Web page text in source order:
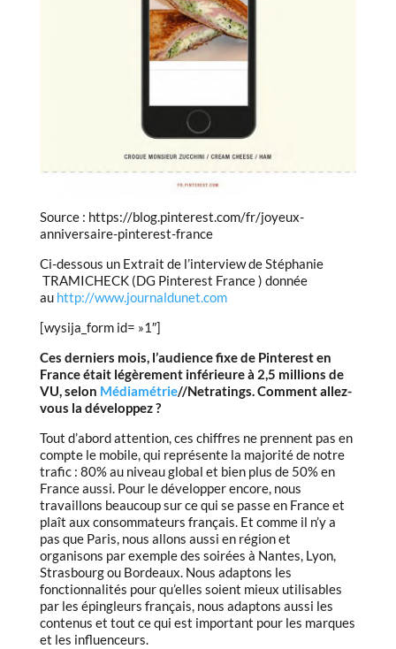
Source : https://blog.pinterest.com/fr/joyeux-
anniversaire-pinterest-france
Ci-dessous un Extrait de l’interview de Stéphanie
TRAMICHECK (DG Pinterest France ) donnée
au http://www.journaldunet.com
[wysija_form id= »1″]
Ces derniers mois, l’audience fixe de Pinterest en
France était légèrement inférieure à 2,5 millions de
VU, selon Médiamétrie//Netratings. Comment allez-
vous la développez ?
Tout d’abord attention, ces chiffres ne prennent pas en
compte le mobile, qui représente la majorité de notre
trafic : 80% au niveau global et bien plus de 50% en
France aussi. Pour le développer encore, nous
travaillons beaucoup sur ce qui se passe en France et
plaît aux consommateurs français. Et comme il n’y a
pas que Paris, nous allons aussi en région et
organisons par exemple des soirées à Nantes, Lyon,
Strasbourg ou Bordeaux. Nous adaptons les
fonctionnalités pour qu’elles soient mieux utilisables
par les épingleurs français, nous adaptons aussi les
contenus et tout ce qui est important pour les marques
et les influenceurs.